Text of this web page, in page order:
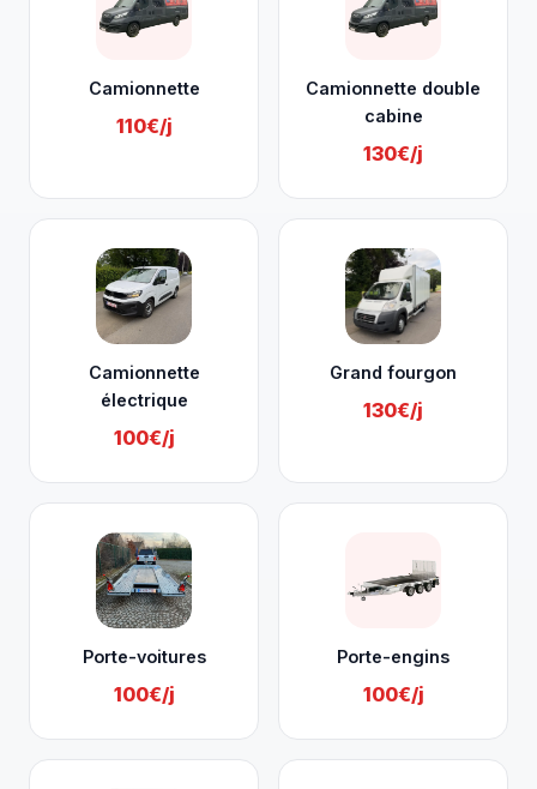
Camionnette
110€/j
Camionnette double
cabine
130€/j
Camionnette
électrique
100€/j
Grand fourgon
130€/j
Porte-voitures
100€/j
Porte-engins
100€/j